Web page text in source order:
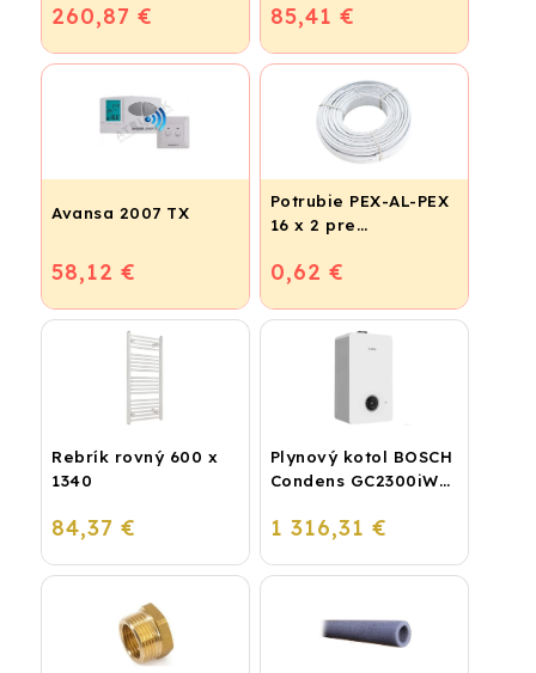
260,87 € 85,41 €
Avansa 2007 TX
58,12 €
Potrubie PEX-AL-PEX
16 x 2 pre
podlahové kúrenie a
0,62 €
Rebrík rovný 600 x
1340
84,37 €
Plynový kotol BOSCH
Condens GC2300iW
kondenzačný
1 316,31 €